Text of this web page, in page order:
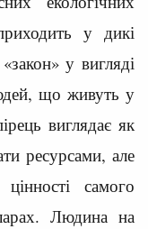
у дикі
у вигляді
що живуть у
виглядає як
ресурсами, але
самого
Людина на